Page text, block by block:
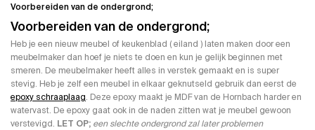
Voorbereiden van de ondergrond;
Voorbereiden van de ondergrond;
Heb je een nieuw meubel of keukenblad ( eiland ) laten maken door een
meubelmaker dan hoef je niets te doen en kun je gelijk beginnen met
smeren. De meubelmaker heeft alles in verstek gemaakt en is super
stevig. Heb je zelf een meubel in elkaar geknutseld gebruik dan eerst de
epoxy schraaplaag. Deze epoxy maakt je MDF van de Hornbach harder en
watervast. De epoxy gaat ook in de naden zitten wat je meubel gewoon
verstevigd. LET OP; een slechte ondergrond zal later problemen